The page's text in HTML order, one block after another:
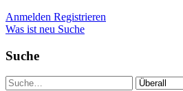
Anmelden Registrieren
Was ist neu Suche
Suche